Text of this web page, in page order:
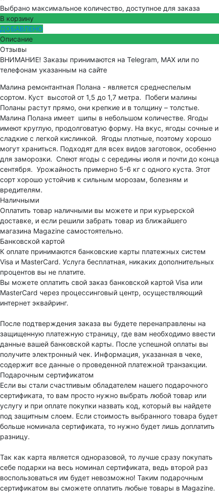
Выбрано максимальное количество, доступное для заказа
В корзину
ДОБАВЛЕНО
Описание
Отзывы
ВНИМАНИЕ! Заказы принимаются на Telegram, MAX или по
телефонам указанным на сайте
Малина ремонтантная Полана - является среднеспелым
сортом. Куст высотой от 1,5 до 1,7 метра. Побеги малины
Поланы растут прямо, они крепкие и в толщину – толстые.
Малина Полана имеет шипы в небольшом количестве. Ягоды
имеют круглую, продолговатую форму. На вкус, ягоды сочные и
сладкие с легкой кислинкой. Ягоды плотные, поэтому хорошо
могут храниться. Подходят для всех видов заготовок, особенно
для заморозки. Спеют ягоды с середины июля и почти до конца
сентября. Урожайность примерно 5-6 кг с одного куста. Этот
сорт хорошо устойчив к сильным морозам, болезням и
вредителям.
Наличными
Оплатить товар наличными вы можете и при курьерской
доставке, и если решили забрать товар из ближайшего
магазина Magazine самоcтоятельно.
Банковской картой
К оплате принимаются банковские карты платежных систем
Visa и MasterCard. Услуга бесплатная, никаких дополнительных
процентов вы не платите.
Вы можете оплатить свой заказ банковской картой Visa или
MasterCard через процессинговый центр, осуществляющий
интернет эквайринг.
После подтверждения заказа вы будете перенаправлены на
защищенную платежную страницу, где вам необходимо ввести
данные вашей банковской карты. После успешной оплаты вы
получите электронный чек. Информация, указанная в чеке,
содержит все данные о проведенной платежной транзакции.
Подарочным сертификатом
Если вы стали счастливым обладателем нашего подарочного
сертификата, то вам просто нужно выбрать любой товар или
услугу и при оплате покупки назвать код, который вы найдете
под защитным слоем. Если стоимость выбранного товара будет
больше номинала сертификата, то нужно будет лишь доплатить
разницу.
Так как карта является одноразовой, то лучше сразу покупать
себе подарки на весь номинал сертификата, ведь второй раз
воспользоваться им будет невозможно! Таким подарочным
сертификатом вы сможете оплатить любые товары в Magazine.